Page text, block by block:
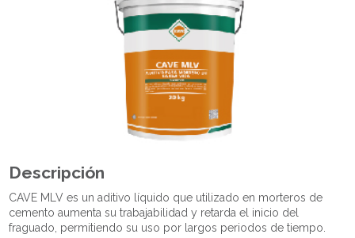
Descripción
CAVE MLV es un aditivo líquido que utilizado en morteros de
cemento aumenta su trabajabilidad y retarda el inicio del
fraguado, permitiendo su uso por largos periodos de tiempo.